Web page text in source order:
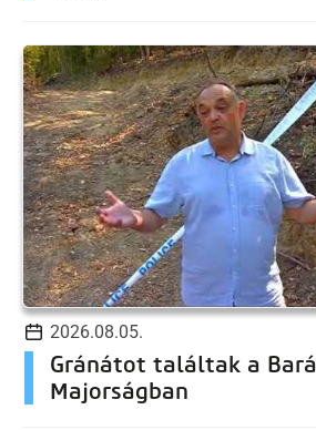
2026.08.05.
Gránátot találtak a
Majorságban